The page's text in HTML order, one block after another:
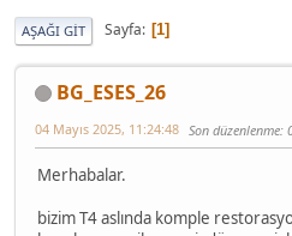
AŞAĞI GIT Sayfa 1
BG_ESES_26
04 Mayıs 2025, 11:24:48 Son düzenlenme:
Merhabalar.
bizim T4 aslında komple